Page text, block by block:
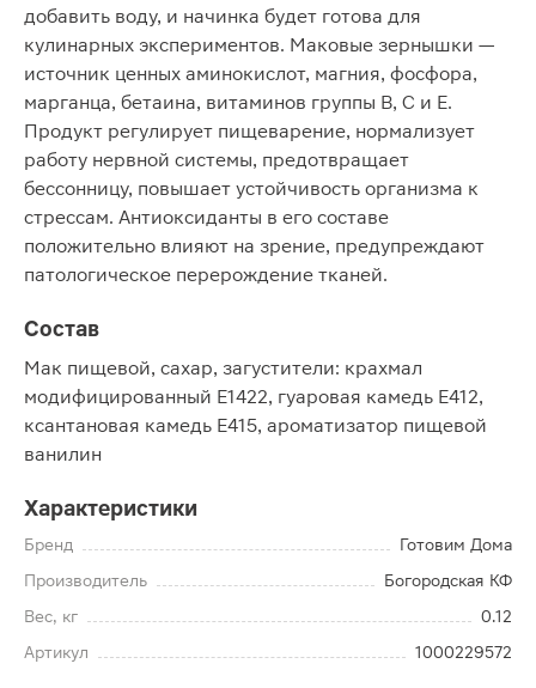
добавить воду, и начинка будет готова для
кулинарных экспериментов. Маковые зернышки —
источник ценных аминокислот, магния, фосфора,
марганца, бетаина, витаминов группы В, С и Е.
Продукт регулирует пищеварение, нормализует
работу нервной системы, предотвращает
бессонницу, повышает устойчивость организма к
стрессам. Антиоксиданты в его составе
положительно влияют на зрение, предупреждают
патологическое перерождение тканей.
Состав
Мак пищевой, сахар, загустители: крахмал
модифицированный E1422, гуаровая камедь E412,
ксантановая камедь E415, ароматизатор пищевой
ванилин
Характеристики
Бренд
Готовим Дома
Производитель
Богородская КФ
Вес, кг
0.12
Артикул
1000229572